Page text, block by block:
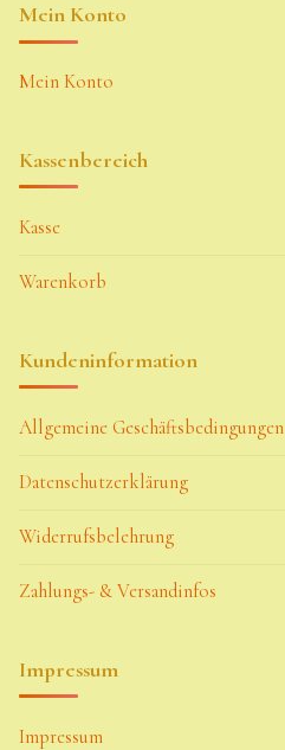
Mein Konto
Mein Konto
Kassenbereich
Kasse
Warenkorb
Kundeninformation
Allgemeine Geschäftsbedingungen
Datenschutzerklärung
Widerrufsbelehrung
Zahlungs- & Versandinfos
Impressum
Impressum